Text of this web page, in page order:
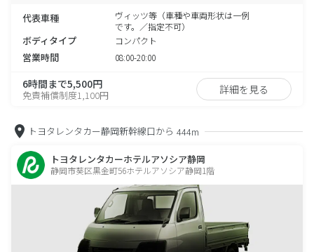
代表車種
ヴィッツ等（車種や車両形状は一例
です。／指定不可）
ボディタイプ コンパクト
営業時間 08:00-20:00
6時間まで5,500円
免責補償制度1,100円 詳細を見る
トヨタレンタカー静岡新幹線口から 444m
トヨタレンタカーホテルアソシア静岡
静岡市葵区黒金町56ホテルアソシア静岡1階